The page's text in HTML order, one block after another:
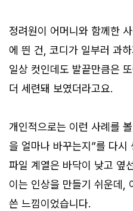
정려원이 어머니와 함께한
에 띈 건, 코디가 일부러 과
일상 컷인데도 발끝만큼은
더 세련돼 보였더라고요.
개인적으로는 이런 사례를
을 얼마나 바꾸는지”를 다시
파일 계열은 바닥이 낮고 옆
이는 인상을 만들기 쉬운데,
쓴 느낌이었습니다.